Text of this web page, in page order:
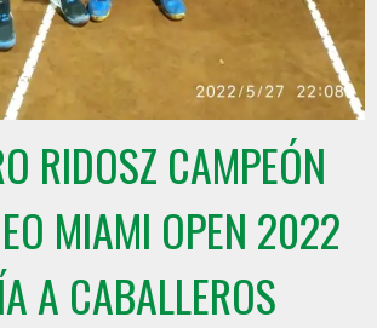
RIDOSZ CAMPEÓN
MIAMI OPEN 2022
A CABALLEROS